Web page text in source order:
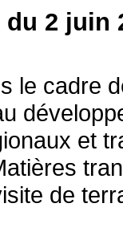
du 2
le cadre
et
de